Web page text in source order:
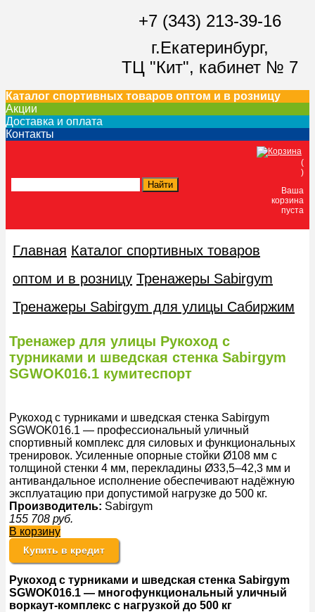
+7 (343) 213-39-16
г.Екатеринбург,
ТЦ "Кит", кабинет № 7
Каталог спортивных товаров оптом и в розницу
Акции
Доставка и оплата
Контакты
(
)
Ваша
корзина
пуста
Главная Каталог спортивных товаров
оптом и в розницу Тренажеры Sabirgym
Тренажеры Sabirgym для улицы Сабиржим
Тренажер для улицы Рукоход с
турниками и шведская стенка Sabirgym
SGWOK016.1 кумитеспорт
Рукоход с турниками и шведская стенка Sabirgym
SGWOK016.1 — профессиональный уличный
спортивный комплекс для силовых и функциональных
тренировок. Усиленные опорные стойки Ø108 мм с
толщиной стенки 4 мм, перекладины Ø33,5–42,3 мм и
антивандальное исполнение обеспечивают надёжную
эксплуатацию при допустимой нагрузке до 500 кг.
Производитель: Sabirgym
155 708 руб.
В корзину
Купить в кредит
Рукоход с турниками и шведская стенка Sabirgym
SGWOK016.1 — многофункциональный уличный
воркаут-комплекс с нагрузкой до 500 кг